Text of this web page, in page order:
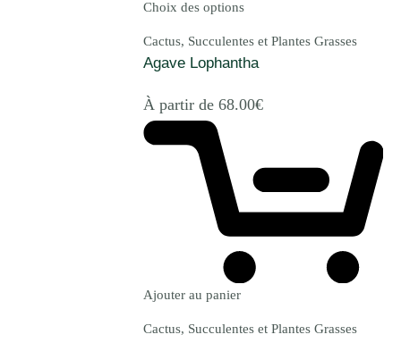
Choix des options
Cactus, Succulentes et Plantes Grasses
Agave Lophantha
À partir de 68.00€
Ajouter au panier
Cactus, Succulentes et Plantes Grasses